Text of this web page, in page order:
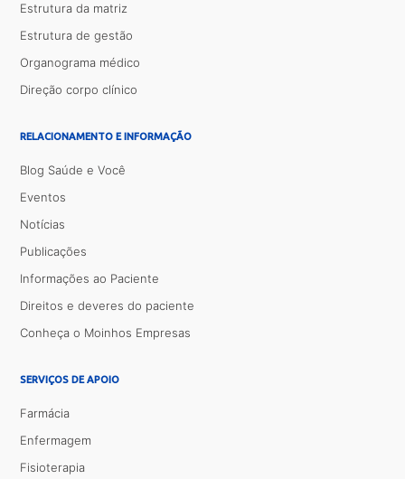
Estrutura da matriz
Estrutura de gestão
Organograma médico
Direção corpo clínico
RELACIONAMENTO E INFORMAÇÃO
Blog Saúde e Você
Eventos
Notícias
Publicações
Informações ao Paciente
Direitos e deveres do paciente
Conheça o Moinhos Empresas
SERVIÇOS DE APOIO
Farmácia
Enfermagem
Fisioterapia